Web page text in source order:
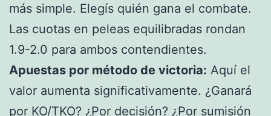
más simple. Elegís quién gana el combate.
Las cuotas en peleas equilibradas rondan
1.9-2.0 para ambos contendientes.
Apuestas por método de victoria: Aquí el
valor aumenta significativamente. ¿Ganará
por KO/TKO? ¿Por decisión? ¿Por sumisión